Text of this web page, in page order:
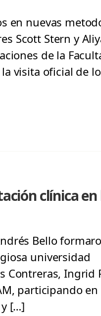
en nuevas
Scott Stern y
de la
visita oficial de
clínica en
Bello
universidad
Contreras, Ingrid
participando en
[…]